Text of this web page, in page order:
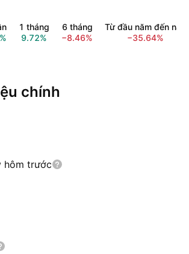
1 tháng
9.72%
6 tháng
−8.46%
Từ đầu năm đến nay
−35.64%
chính
hôm trước